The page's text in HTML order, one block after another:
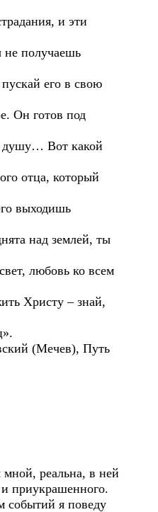
и эти
не получаешь
его в свою
Он готов под
душу… Вот какой
отца, который
выходишь
над землей, ты
любовь ко всем
Христу – знай,
(Мечев), Путь
мной, реальна, в ней
приукрашенного.
событий я поведу